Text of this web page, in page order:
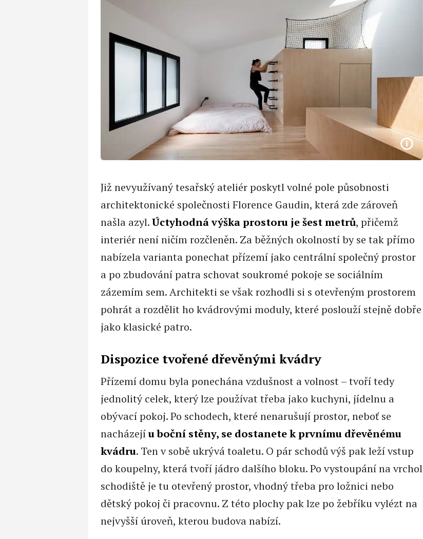
Již nevyužívaný tesařský ateliér poskytl volné pole působnosti
architektonické společnosti Florence Gaudin, která zde zároveň
našla azyl.Úctyhodná výška prostoru je šest metrů, přičemž
interiér není ničím rozčleněn. Za běžných okolností by se tak přímo
nabízela varianta ponechat přízemí jako centrální společný prostor
a po zbudování patra schovat soukromé pokoje se sociálním
zázemím sem. Architekti se však rozhodli si s otevřeným prostorem
pohrát a rozdělit ho kvádrovými moduly, které poslouží stejně dobře
jako klasické patro.
Dispozice tvořené dřevěnými kvádry
Přízemí domu byla ponechána vzdušnost a volnost – tvoří tedy
jednolitý celek, který lze používat třeba jako kuchyni, jídelnu a
obývací pokoj. Po schodech, které nenarušují prostor, neboť se
nacházejíu boční stěny, se dostanete k prvnímu dřevěnému
kvádru. Ten v sobě ukrývá toaletu. O pár schodů výš pak leží vstup
do koupelny, která tvoří jádro dalšího bloku. Po vystoupání na vrchol
schodiště je tu otevřený prostor, vhodný třeba pro ložnici nebo
dětský pokoj či pracovnu. Z této plochy pak lze po žebříku vylézt na
nejvyšší úroveň, kterou budova nabízí.